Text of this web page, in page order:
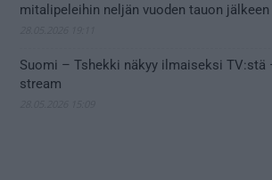
mitalipeleihin neljän vuoden tauon jälkeen
Suomi – Tshekki näkyy ilmaiseksi TV:stä
stream